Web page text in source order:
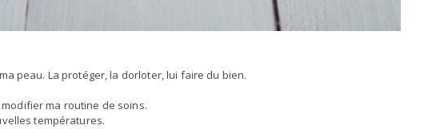
peau. La protéger, la dorloter, lui faire du bien.
ma routine de soins.
températures.